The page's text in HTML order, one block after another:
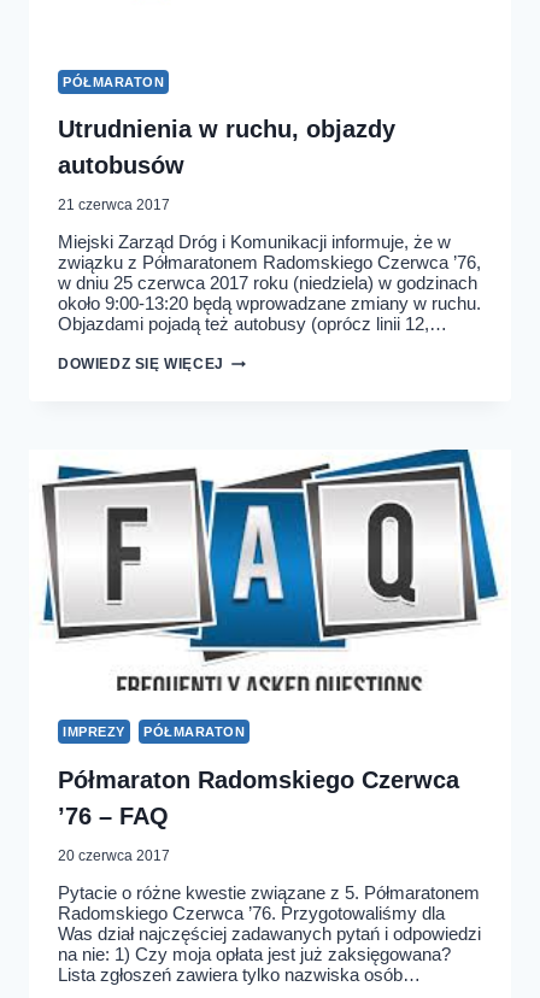
PÓŁMARATON
Utrudnienia w ruchu, objazdy
autobusów
21 czerwca 2017
Miejski Zarząd Dróg i Komunikacji informuje, że w
związku z Półmaratonem Radomskiego Czerwca ’76,
w dniu 25 czerwca 2017 roku (niedziela) w godzinach
około 9:00-13:20 będą wprowadzane zmiany w ruchu.
Objazdami pojadą też autobusy (oprócz linii 12,…
DOWIEDZ SIĘ WIĘCEJ UTRUDNIENIA
IMPREZY PÓŁMARATON
Półmaraton Radomskiego Czerwca
’76 – FAQ
20 czerwca 2017
Pytacie o różne kwestie związane z 5. Półmaratonem
Radomskiego Czerwca ’76. Przygotowaliśmy dla
Was dział najczęściej zadawanych pytań i odpowiedzi
na nie: 1) Czy moja opłata jest już zaksięgowana?
Lista zgłoszeń zawiera tylko nazwiska osób…